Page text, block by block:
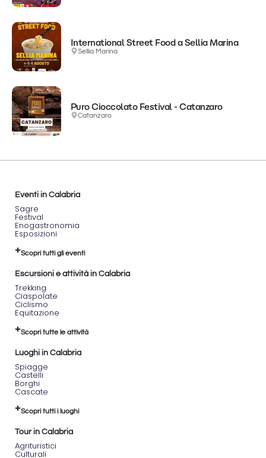
International Street Food a Sellia Marina
Sellia Marina
Puro Cioccolato Festival - Catanzaro
Catanzaro
Eventi in Calabria
Sagre
Festival
Enogastronomia
Esposizioni
Scopri tutti gli eventi
Escursioni e attività in Calabria
Trekking
Ciaspolate
Ciclismo
Equitazione
Scopri tutte le attività
Luoghi in Calabria
Spiagge
Castelli
Borghi
Cascate
Scopri tutti i luoghi
Tour in Calabria
Agrituristici
Culturali